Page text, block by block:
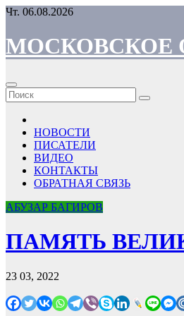
Skip
content
Чт. 06.08.2026
МОСКОВСКОЕ
НОВОСТИ
ПИСАТЕЛИ
ВИДЕО
КОНТАКТЫ
ОБРАТНАЯ СВЯЗЬ
АБУЗАР БАГИРОВ
ПАМЯТЬ
23 03, 2022